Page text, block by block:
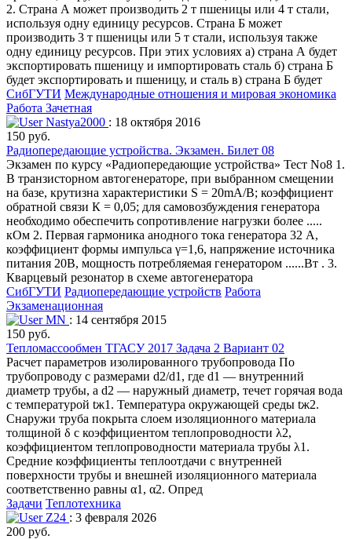
2. Страна А может производить 2 т пшеницы или 4 т стали,
используя одну единицу ресурсов. Страна Б может
производить 3 т пшеницы или 5 т стали, используя также
одну единицу ресурсов. При этих условиях а) страна А будет
экспортировать пшеницу и импортировать сталь б) страна Б
будет экспортировать и пшеницу, и сталь в) страна Б будет
СибГУТИ Международные отношения и мировая экономика
Работа Зачетная
Nastya2000 : 18 октября 2016
150 руб.
Радиопередающие устройства. Экзамен. Билет 08
Экзамен по курсу «Радиопередающие устройства» Тест No8 1.
В транзисторном автогенераторе, при выбранном смещении
на базе, крутизна характеристики S = 20mA/B; коэффициент
обратной связи К = 0,05; для самовозбуждения генератора
необходимо обеспечить сопротивление нагрузки более .....
кОм 2. Первая гармоника анодного тока генератора 32 А,
коэффициент формы импульса γ=1,6, напряжение источника
питания 20В, мощность потребляемая генератором ......Вт . 3.
Кварцевый резонатор в схеме автогенератора
СибГУТИ Радиопередающие устройств Работа
Экзаменационная
MN : 14 сентября 2015
150 руб.
Тепломассообмен ТГАСУ 2017 Задача 2 Вариант 02
Расчет параметров изолированного трубопровода По
трубопроводу с размерами d2/d1, где d1 — внутренний
диаметр трубы, а d2 — наружный диаметр, течет горячая вода
с температурой tж1. Температура окружающей среды tж2.
Снаружи труба покрыта слоем изоляционного материала
толщиной δ с коэффициентом теплопроводности λ2,
коэффициентом теплопроводности материала трубы λ1.
Средние коэффициенты теплоотдачи с внутренней
поверхности трубы и внешней изоляционного материала
соответственно равны α1, α2. Опред
Задачи Теплотехника
Z24 : 3 февраля 2026
200 руб.